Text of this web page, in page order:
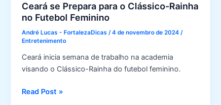
Ceará se Prepara para o Clássico-Rainha
no Futebol Feminino
André Lucas - FortalezaDicas/4 de novembro de 2024/
Entretenimento
Ceará inicia semana de trabalho na academia
visando o Clássico-Rainha do futebol feminino.
Ceará
Read Post »